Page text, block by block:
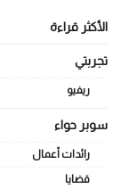
الأكثر قراءة
تجربتي
ريفيو
سوبر حواء
رائدات أعمال
قضايا